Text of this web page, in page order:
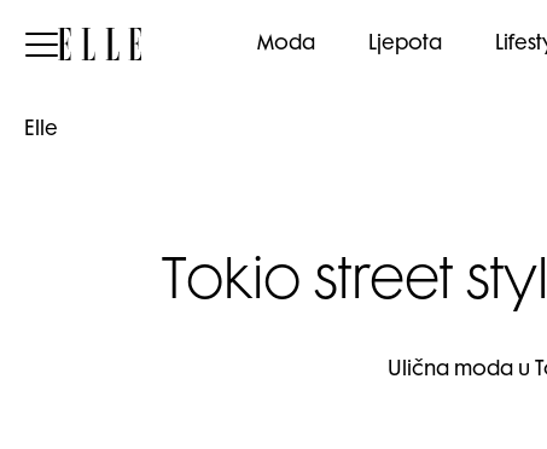
Elle Moda Ljepota
Elle
Tokio street
Ulična moda u